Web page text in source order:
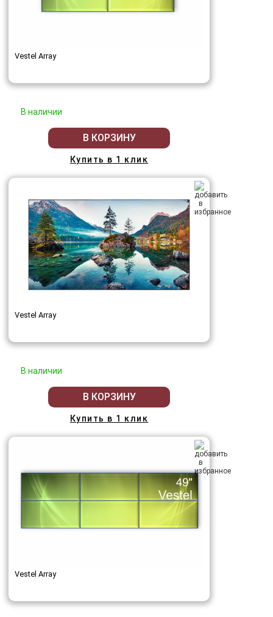
Vestel Array
В наличии
В КОРЗИНУ
Купить в 1 клик
Vestel Array
В наличии
В КОРЗИНУ
Купить в 1 клик
Vestel Array